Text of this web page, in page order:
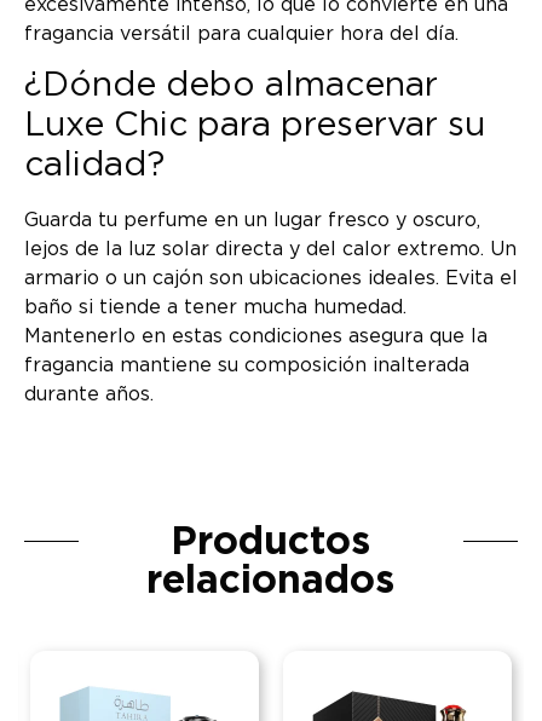
excesivamente intenso, lo que lo convierte en una
fragancia versátil para cualquier hora del día.
¿Dónde debo almacenar
Luxe Chic para preservar su
calidad?
Guarda tu perfume en un lugar fresco y oscuro,
lejos de la luz solar directa y del calor extremo. Un
armario o un cajón son ubicaciones ideales. Evita el
baño si tiende a tener mucha humedad.
Mantenerlo en estas condiciones asegura que la
fragancia mantiene su composición inalterada
durante años.
Productos
relacionados